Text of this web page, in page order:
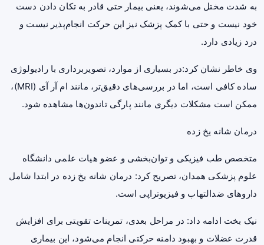
به شدت مختل می‌شوند، یعنی بیمار حتی قادر به تکان دادن دست
خود نیست و حتی با کمک پزشک نیز این حرکت انجام‌پذیر نیست و
درد زیادی دارد.
وی خاطر نشان کرد:در بسیاری از موارد، تصویربرداری با رادیولوژی
ساده کافی است، اما در بررسی‌های دقیق‌تر، مانند ام آر آی (MRI)،
ممکن است مشکلات دیگری مانند پارگی تاندون‌ها مشاهده شود.
درمان شانه یخ زده
متخصص طب فیزیکی و توان‌بخشی و عضو هیات علمی دانشگاه
علوم پزشکی همدان، تصریح کرد: درمان شانه یخ زده در ابتدا شامل
داروهای ضدالتهاب و فیزیوتراپی است.
نیک بخت ادامه داد: در مراحل بعدی، تمرینات تقویتی برای افزایش
قدرت عضلات و بهبود دامنه حرکتی انجام می‌شود، این بیماری